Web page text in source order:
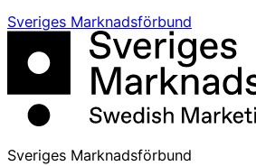
Sveriges Marknadsförbund
Sveriges Marknadsförbund